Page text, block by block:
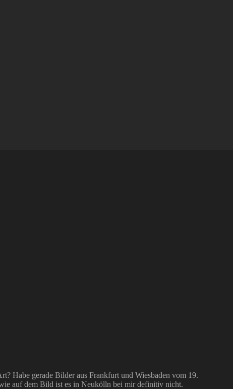
Habe gerade Bilder aus Frankfurt und Wiesbaden vom 19.
auf dem Bild ist es in Neukölln bei mir definitiv nicht.